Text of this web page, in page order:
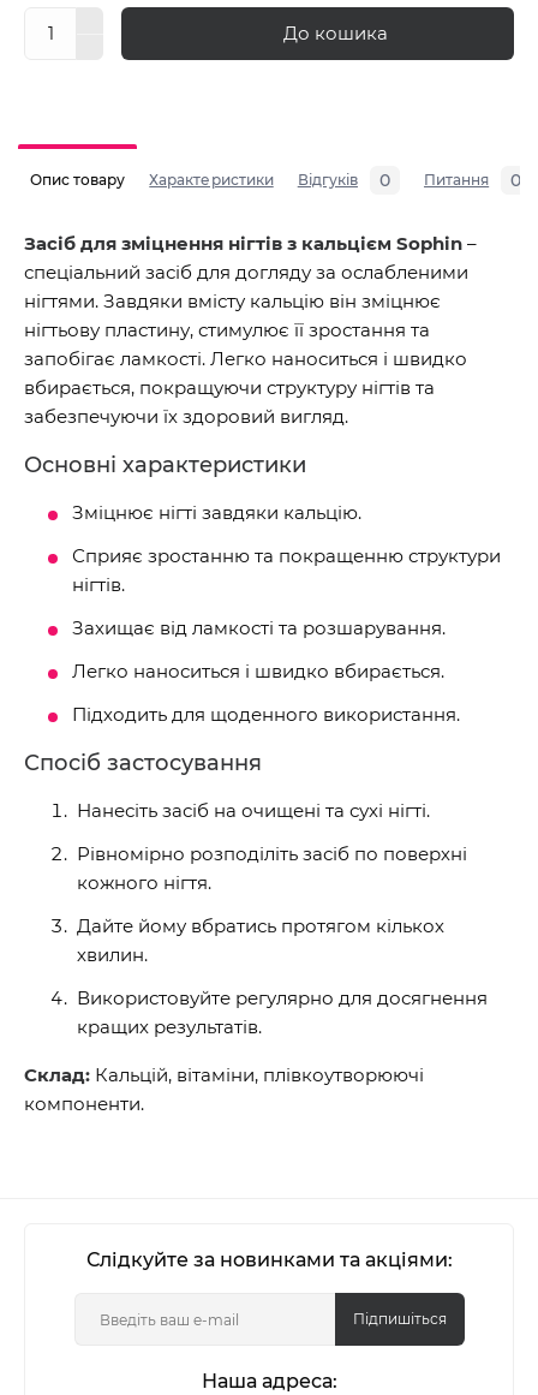
До кошика
Опис товару Характеристики Відгуків 0 Питання 0
Засіб для зміцнення нігтів з кальцієм Sophin –
спеціальний засіб для догляду за ослабленими
нігтями. Завдяки вмісту кальцію він зміцнює
нігтьову пластину, стимулює її зростання та
запобігає ламкості. Легко наноситься і швидко
вбирається, покращуючи структуру нігтів та
забезпечуючи їх здоровий вигляд.
Основні характеристики
Зміцнює нігті завдяки кальцію.
Сприяє зростанню та покращенню структури
нігтів.
Захищає від ламкості та розшарування.
Легко наноситься і швидко вбирається.
Підходить для щоденного використання.
Спосіб застосування
Нанесіть засіб на очищені та сухі нігті.
Рівномірно розподіліть засіб по поверхні
кожного нігтя.
Дайте йому вбратись протягом кількох
хвилин.
Використовуйте регулярно для досягнення
кращих результатів.
Склад: Кальцій, вітаміни, плівкоутворюючі
компоненти.
Слідкуйте за новинками та акціями:
Підпишіться
Наша адреса: